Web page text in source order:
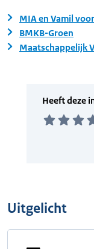
MIA en Vamil
BMKB-Groen
Maatschappelijk
Uitgelicht